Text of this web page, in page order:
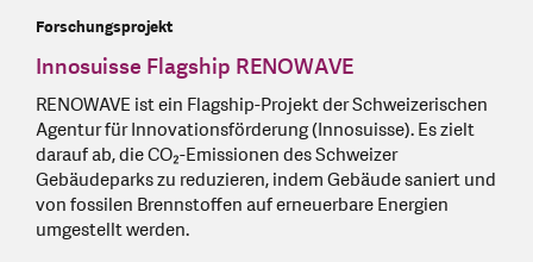
Forschungsprojekt
Innosuisse Flagship RENOWAVE
RENOWAVE ist ein Flagship-Projekt der Schweizerischen
Agentur für Innovationsförderung (Innosuisse). Es zielt
darauf ab, die CO₂-Emissionen des Schweizer
Gebäudeparks zu reduzieren, indem Gebäude saniert und
von fossilen Brennstoffen auf erneuerbare Energien
umgestellt werden.